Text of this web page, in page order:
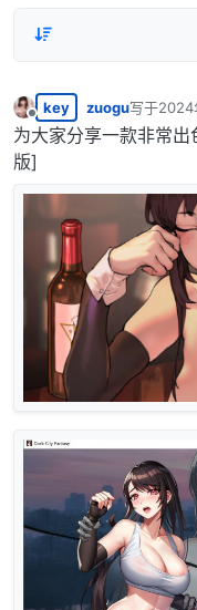
离线
key zuogu写于2024
最后由 编
为大家分享一款非常
版]